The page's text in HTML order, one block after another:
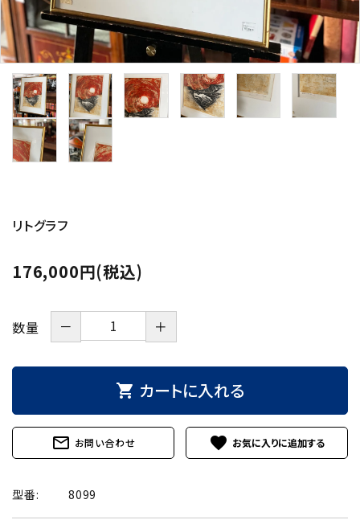
プライバシーポリシー
特定商取引法について
お問い合わせ
リトグラフ
176,000円(税込)
数量 － ＋
shopping_cart カートに入れる
mail_outline お問い合わせ favorite
型番: 8099